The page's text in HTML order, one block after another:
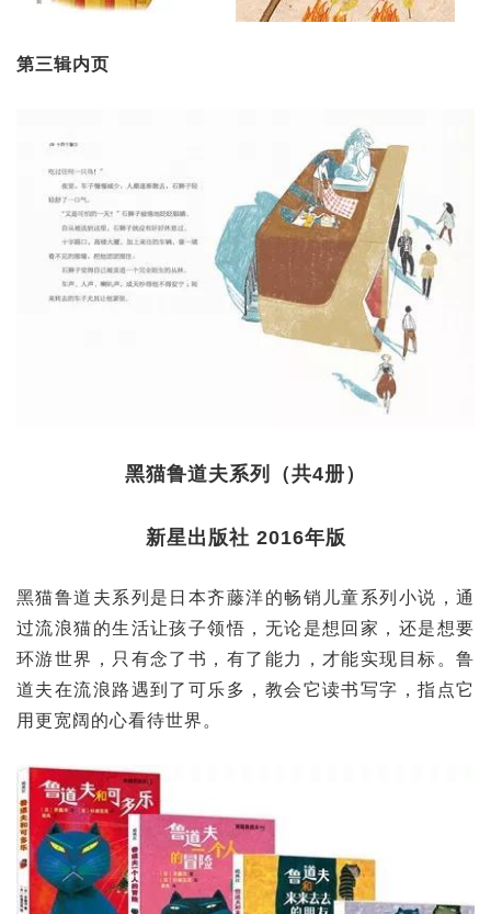
第三辑内页
黑猫鲁道夫系列（共4册）
新星出版社 2016年版
黑猫鲁道夫系列是日本齐藤洋的畅销儿童系列小说，通
过流浪猫的生活让孩子领悟，无论是想回家，还是想要
环游世界，只有念了书，有了能力，才能实现目标。鲁
道夫在流浪路遇到了可乐多，教会它读书写字，指点它
用更宽阔的心看待世界。